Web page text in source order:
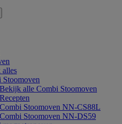
Stoomoven
Bekijk alle Combi Stoomoven
Recepten
Combi Stoomoven NN-CS88L
Combi Stoomoven NN-DS59